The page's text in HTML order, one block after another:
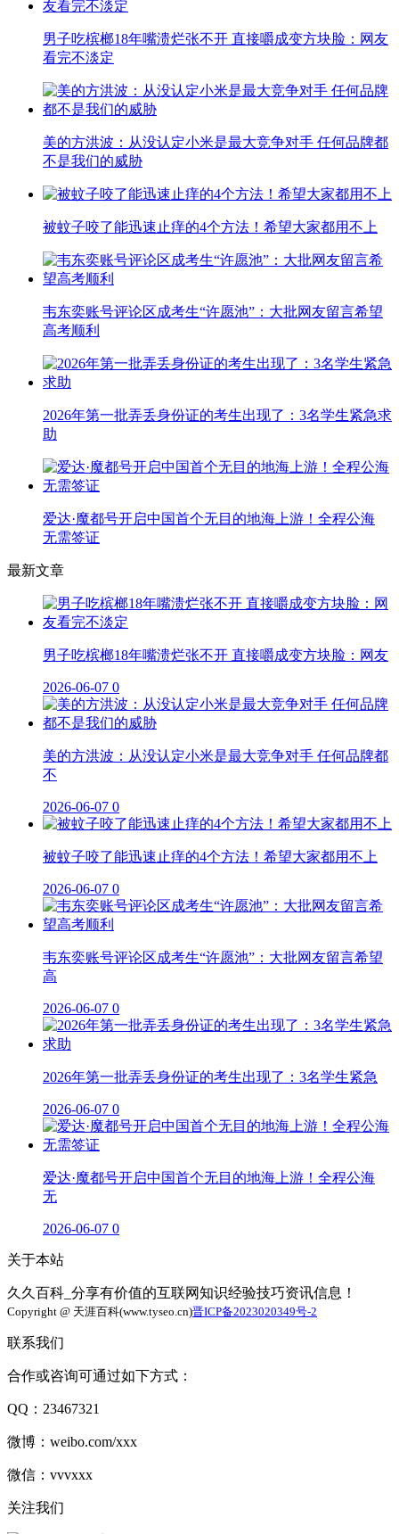
男子吃槟榔18年嘴溃烂张不开 直接嚼成变方块脸：网友
看完不淡定
美的方洪波：从没认定小米是最大竞争对手 任何品牌都
不是我们的威胁
被蚊子咬了能迅速止痒的4个方法！希望大家都用不上
韦东奕账号评论区成考生“许愿池”：大批网友留言希望
高考顺利
2026年第一批弄丢身份证的考生出现了：3名学生紧急求
助
爱达·魔都号开启中国首个无目的地海上游！全程公海
无需签证
最新文章
男子吃槟榔18年嘴溃烂张不开 直接嚼成变方块脸：网友
2026-06-07 0
美的方洪波：从没认定小米是最大竞争对手 任何品牌都
不
2026-06-07 0
被蚊子咬了能迅速止痒的4个方法！希望大家都用不上
2026-06-07 0
韦东奕账号评论区成考生“许愿池”：大批网友留言希望
高
2026-06-07 0
2026年第一批弄丢身份证的考生出现了：3名学生紧急
2026-06-07 0
爱达·魔都号开启中国首个无目的地海上游！全程公海
无
2026-06-07 0
关于本站
久久百科_分享有价值的互联网知识经验技巧资讯信息！
Copyright @ 天涯百科(www.tyseo.cn)晋ICP备2023020349号-2
联系我们
合作或咨询可通过如下方式：
QQ：23467321
微博：weibo.com/xxx
微信：vvvxxx
关注我们